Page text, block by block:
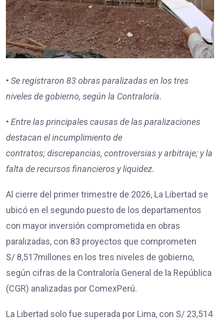
• Se registraron 83 obras paralizadas en los tres
niveles de gobierno, según la Contraloría.
• Entre las principales causas de las paralizaciones
destacan el incumplimiento de
contratos;discrepancias, controversias y arbitraje; yla
falta de recursos financieros y liquidez.
Al cierre del primer trimestre de 2026, La Libertad se
ubicó en el segundo puesto de los departamentos
con mayor inversión comprometida en obras
paralizadas, con 83 proyectos que comprometen
S/ 8,517millones en los tres niveles de gobierno,
según cifras de la Contraloría General de la República
(CGR) analizadas por ComexPerú.
La Libertad solo fue superada por Lima, con S/ 23,514